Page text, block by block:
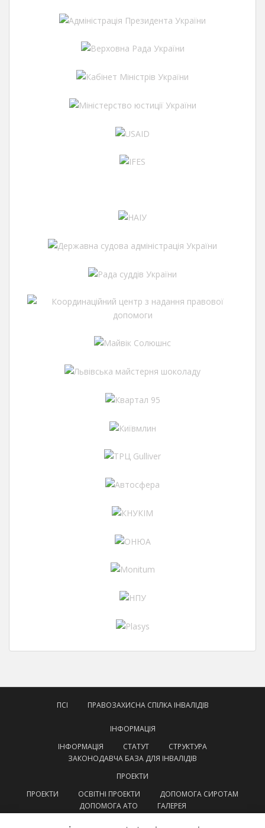
ПСІ ПРАВОЗАХИСНА СПІЛКА ІНВАЛІДІВ
ІНФОРМАЦІЯ
ІНФОРМАЦІЯ
СТАТУТ
СТРУКТУРА
ЗАКОНОДАВЧА БАЗА ДЛЯ ІНВАЛІДІВ
ПРОЕКТИ
ПРОЕКТИ
ОСВІТНІ ПРОЕКТИ
ДОПОМОГА СИРОТАМ
ДОПОМОГА АТО
ГАЛЕРЕЯ